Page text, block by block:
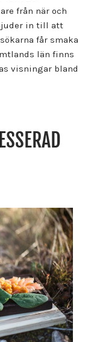
från när och
in till att
får smaka
län finns
visningar bland